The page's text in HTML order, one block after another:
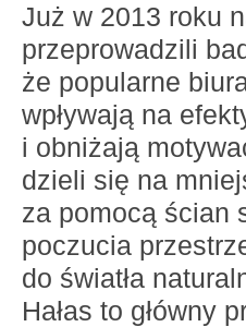
Już w 2013 roku
przeprowadzili
że popularne
wpływają na
i obniżają
dzieli się na
za pomocą ścian
poczucia
do światła
Hałas to główny